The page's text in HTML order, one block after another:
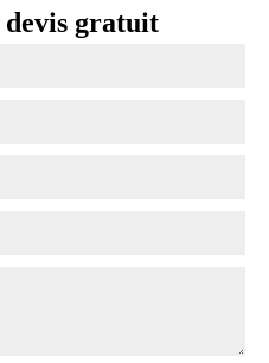
devis gratuit